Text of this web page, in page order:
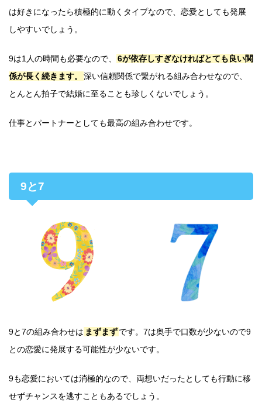
は好きになったら積極的に動くタイプなので、恋愛としても発展
しやすいでしょう。
9は1人の時間も必要なので、
6が依存しすぎなければとても良い関
係が長く続きます。
深い信頼関係で繋がれる組み合わせなので、
とんとん拍子で結婚に至ることも珍しくないでしょう。
仕事とパートナーとしても最高の組み合わせです。
9と7
9と7の組み合わせは まずまずです。7は奥手で口数が少ないので9
との恋愛に発展する可能性が少ないです。
9も恋愛においては消極的なので、両想いだったとしても行動に移
せずチャンスを逃すこともあるでしょう。